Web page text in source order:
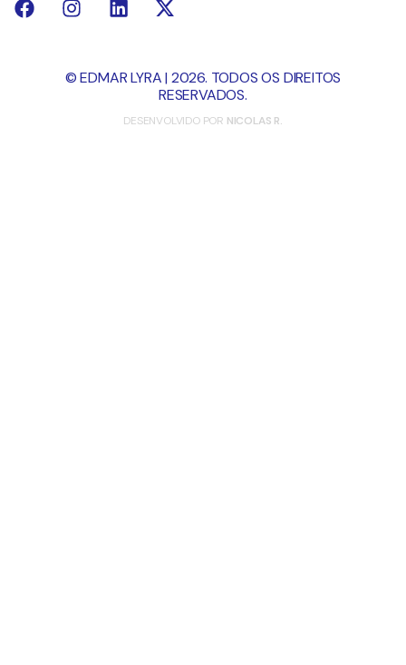
© EDMAR LYRA | 2026. TODOS OS DIREITOS
RESERVADOS.
DESENVOLVIDO POR NICOLAS R.